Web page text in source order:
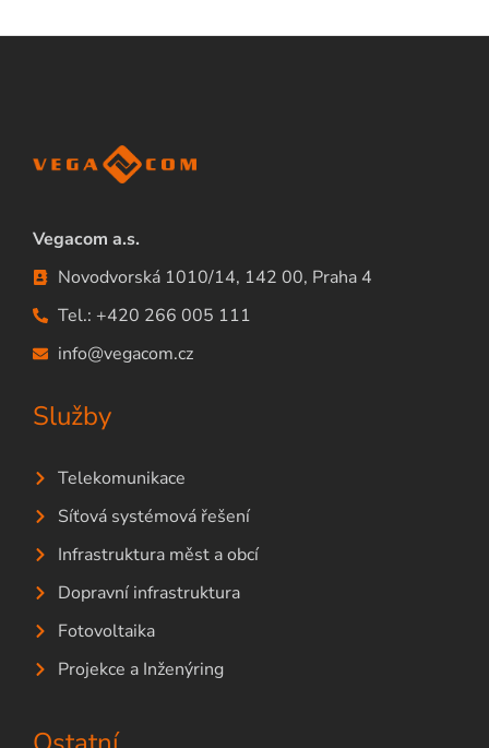
Vegacom a.s.
Novodvorská 1010/14, 142 00, Praha 4
Tel.: +420 266 005 111
info@vegacom.cz
Služby
Telekomunikace
Síťová systémová řešení
Infrastruktura měst a obcí
Dopravní infrastruktura
Fotovoltaika
Projekce a Inženýring